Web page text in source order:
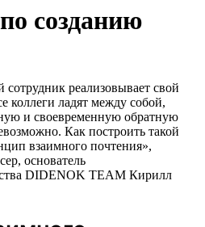
созданию
реализовывает свой
коллеги ладят между собой,
и своевременную обратную
Как построить такой
взаимного почтения»,
основатель
DIDENOK TEAM Кирилл